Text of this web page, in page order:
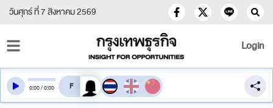
วันศุกร์ ที่ 7 สิงหาคม 2569
Login
0:00/0:00 สลับเสียงอ่าน